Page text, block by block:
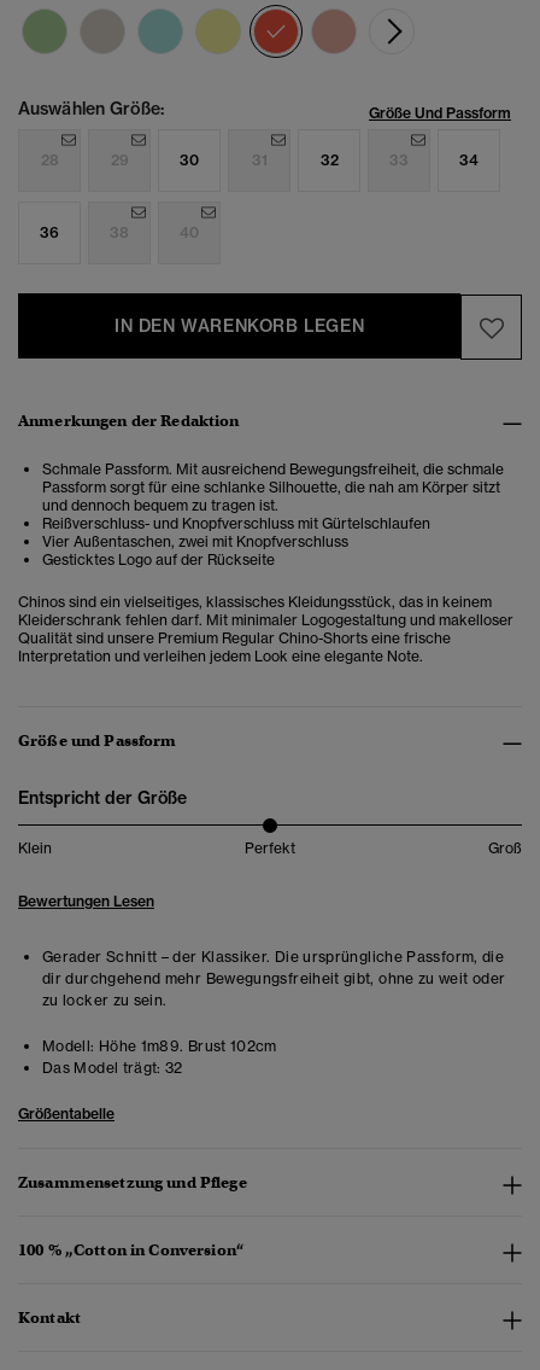
Ausgewählt
Auswählen Größe: Größe Und Passform
28 29 30 31 32 33 34
36 38 40
IN DEN WARENKORB LEGEN
Anmerkungen der Redaktion
Schmale Passform. Mit ausreichend Bewegungsfreiheit, die schmale
Passform sorgt für eine schlanke Silhouette, die nah am Körper sitzt
und dennoch bequem zu tragen ist.
Reißverschluss- und Knopfverschluss mit Gürtelschlaufen
Vier Außentaschen, zwei mit Knopfverschluss
Gesticktes Logo auf der Rückseite
Chinos sind ein vielseitiges, klassisches Kleidungsstück, das in keinem
Kleiderschrank fehlen darf. Mit minimaler Logogestaltung und makelloser
Qualität sind unsere Premium Regular Chino-Shorts eine frische
Interpretation und verleihen jedem Look eine elegante Note.
Größe und Passform
Entspricht der Größe
Klein Perfekt Groß
Bewertungen Lesen
Gerader Schnitt – der Klassiker. Die ursprüngliche Passform, die
dir durchgehend mehr Bewegungsfreiheit gibt, ohne zu weit oder
zu locker zu sein.
Modell: Höhe 1m89. Brust 102cm
Das Model trägt: 32
Größentabelle
Zusammensetzung und Pflege
100 % „Cotton in Conversion“
Kontakt